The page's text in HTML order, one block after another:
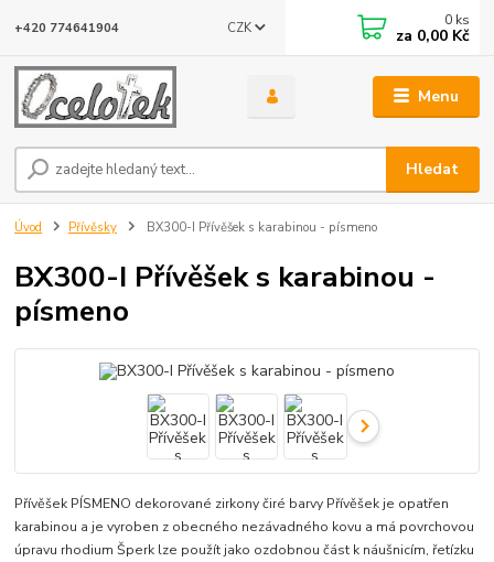
Menu
CZK
Hledat
+420 774641904 0 ks
za 0,00 Kč
Úvod Přívěsky BX300-I Přívěšek s karabinou - písmeno
BX300-I Přívěšek s karabinou -
písmeno
Přívěšek PÍSMENO dekorované zirkony čiré barvy Přívěšek je opatřen
karabinou a je vyroben z obecného nezávadného kovu a má povrchovou
úpravu rhodium Šperk lze použít jako ozdobnou část k náušnicím, řetízku